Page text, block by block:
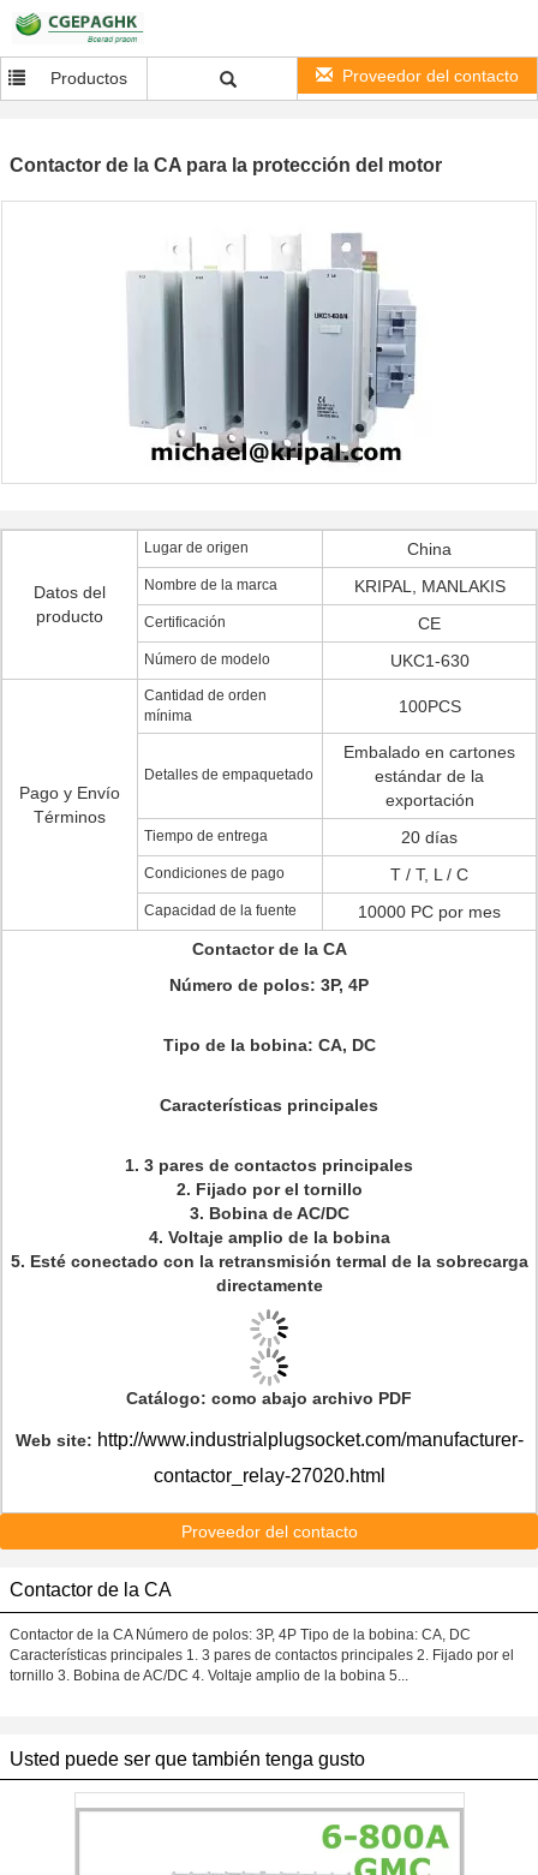
Productos Proveedor del contacto
Contactor de la CA para la protección del motor
Datos del
producto
Lugar de origen China
Nombre de la marca KRIPAL, MANLAKIS
Certificación CE
Número de modelo UKC1-630
Pago y Envío
Términos
Cantidad de orden
mínima
100PCS
Detalles de empaquetado
Embalado en cartones
estándar de la
exportación
Tiempo de entrega 20 días
Condiciones de pago T / T, L / C
Capacidad de la fuente
10000 PC por mes
Contactor de la CA
Número de polos: 3P, 4P
Tipo de la bobina: CA, DC
Características principales
1. 3 pares de contactos principales
2. Fijado por el tornillo
3. Bobina de AC/DC
4. Voltaje amplio de la bobina
5. Esté conectado con la retransmisión termal de la sobrecarga
directamente
Catálogo: como abajo archivo PDF
Web site: http://www.industrialplugsocket.com/manufacturer-
contactor_relay-27020.html
Proveedor del contacto
Contactor de la CA
Contactor de la CA Número de polos: 3P, 4P Tipo de la bobina: CA, DC
Características principales 1. 3 pares de contactos principales 2. Fijado por el
tornillo 3. Bobina de AC/DC 4. Voltaje amplio de la bobina 5...
Usted puede ser que también tenga gusto